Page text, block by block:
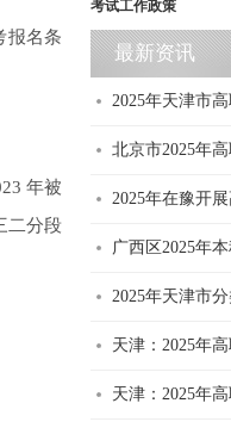
报名条
年被
二分段
考试工作政策
最新资讯
2025年天津市
北京市2025年
2025年在豫开
广西区2025年
2025年天津市
天津：2025年
天津：2025年